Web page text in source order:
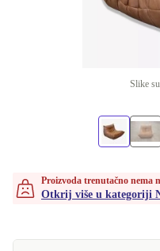
Slike
Proizvoda trenutačno nema
Otkrij više u kategoriji